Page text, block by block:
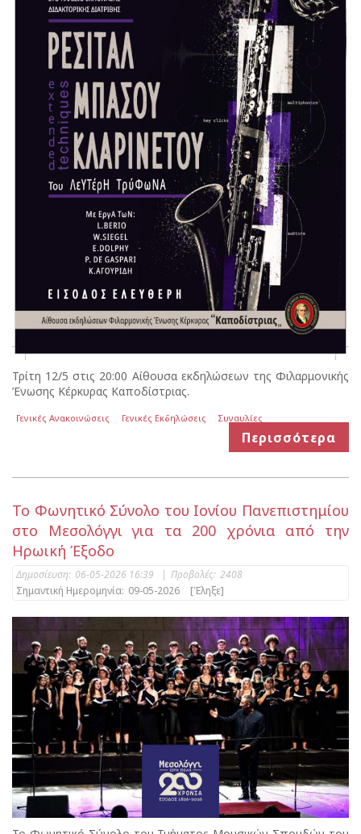
Τρίτη 12/5 στις 20:00 Αίθουσα εκδηλώσεων της Φιλαρμονικής
Ένωσης Κέρκυρας Καποδίστριας.
Γενικές Ανακοινώσεις Γενικές Εκδηλώσεις Συναυλίες
Περισσότερα
Το Φωνητικό Σύνολο του Ιονίου Πανεπιστημίου
στο Μεσολόγγι για τα 200 χρόνια από την
Ηρωική Έξοδο
Δημοσίευση: 06-05-2026 16:39 | Προβολές: 2408
Σημαντική Ημερομηνία: 09-05-2026 [Έληξε]